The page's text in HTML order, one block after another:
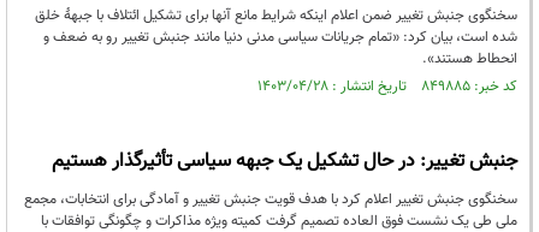
سخنگوی جنبش تغییر ضمن اعلام اینکه شرایط مانع آنها برای تشکیل ائتلاف با جبهۀ خلق
شده است، بیان کرد: «تمام جریانات سیاسی مدنی دنیا مانند جنبش تغییر رو به ضعف و
انحطاط هستند».
کد خبر: ۸۴۹۸۸۵ تاریخ انتشار : ۱۴۰۳/۰۴/۲۸
جنبش تغییر: در حال تشکیل یک جبهه سیاسی تأثیرگذار هستیم
سخنگوی جنبش تغییر اعلام کرد با هدف قویت جنبش تغییر و آمادگی برای انتخابات، مجمع
ملی طی یک نشست فوق العاده تصمیم گرفت کمیته ویژه‌ مذاکرات و چگونگی توافقات با